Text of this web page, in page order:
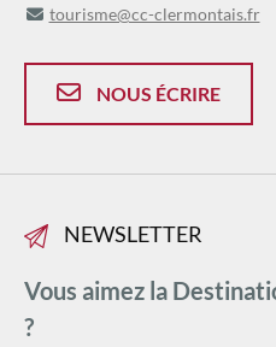
tourisme@cc-clermontais.fr
NOUS ÉCRIRE
NEWSLETTER
Vous aimez la
?